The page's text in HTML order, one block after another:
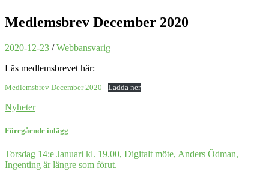
Medlemsbrev December 2020
2020-12-23 /Webbansvarig
Läs medlemsbrevet här:
Medlemsbrev December 2020 Ladda ner
Nyheter
Föregående inlägg
Torsdag 14:e Januari kl. 19.00, Digitalt möte, Anders Ödman,
Ingenting är längre som förut.